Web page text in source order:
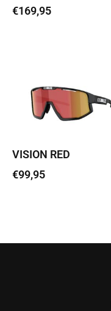
€169,95
VISION RED
€99,95